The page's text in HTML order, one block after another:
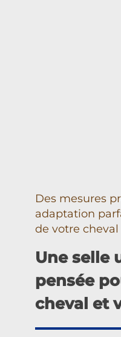
Des mesures
adaptation
de votre cheval
Une selle
pensée
cheval et